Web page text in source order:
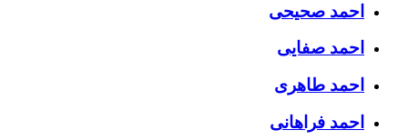
احمد صحیحی
احمد صفایی
احمد طاهری
احمد فراهانی